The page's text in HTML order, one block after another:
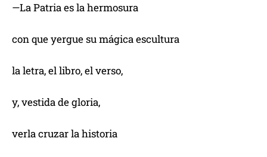
—La Patria es la hermosura
con que yergue su mágica escultura
la letra, el libro, el verso,
y, vestida de gloria,
verla cruzar la historia